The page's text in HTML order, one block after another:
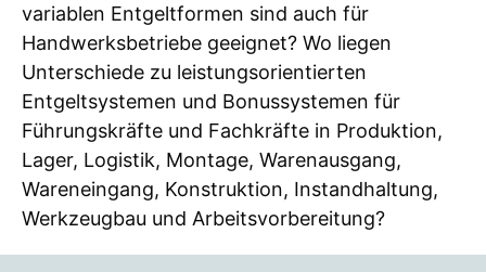
variablen Entgeltformen sind auch für
Handwerksbetriebe geeignet? Wo liegen
Unterschiede zu leistungsorientierten
Entgeltsystemen und Bonussystemen für
Führungskräfte und Fachkräfte in Produktion,
Lager, Logistik, Montage, Warenausgang,
Wareneingang, Konstruktion, Instandhaltung,
Werkzeugbau und Arbeitsvorbereitung?